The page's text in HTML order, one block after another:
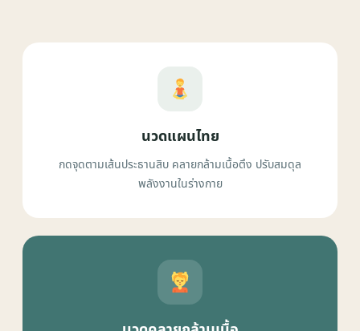
นวดแผนไทย
กดจุดตามเส้นประธานสิบ คลายกล้ามเนื้อตึง ปรับสมดุล
พลังงานในร่างกาย